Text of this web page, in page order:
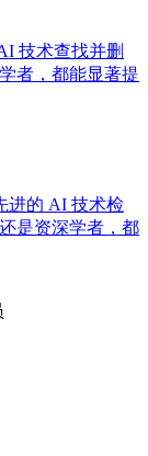
技术查找并删
者，都能显著提
进的 AI 技术检
是资深学者，都